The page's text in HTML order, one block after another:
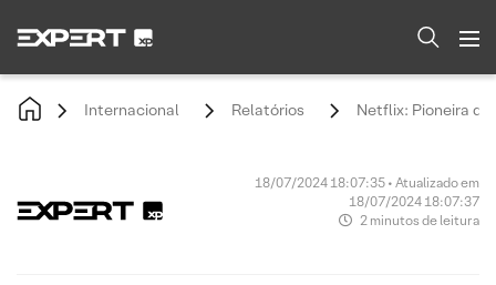
Internacional Relatórios Netflix: Pioneira
18/07/2024 18:07:35 • Atualizado em
18/07/2024 18:07:37
2 minutos de leitura